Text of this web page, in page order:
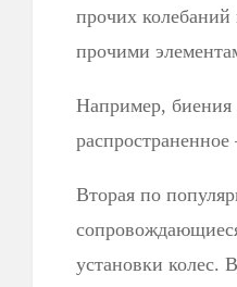
прочих
прочими
Например, биения
Вторая по
установки колес.